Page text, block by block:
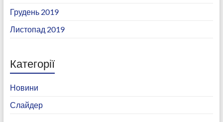
Грудень 2019
Листопад 2019
Категорії
Новини
Слайдер